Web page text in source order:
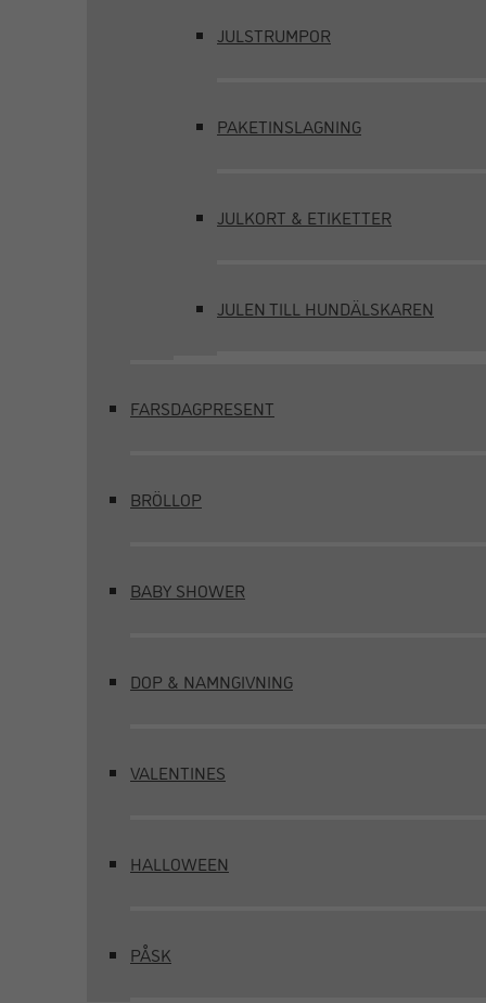
JULSTRUMPOR
PAKETINSLAGNING
JULKORT & ETIKETTER
JULEN TILL HUNDÄLSKAREN
FARSDAGPRESENT
BRÖLLOP
BABY SHOWER
DOP & NAMNGIVNING
VALENTINES
HALLOWEEN
PÅSK